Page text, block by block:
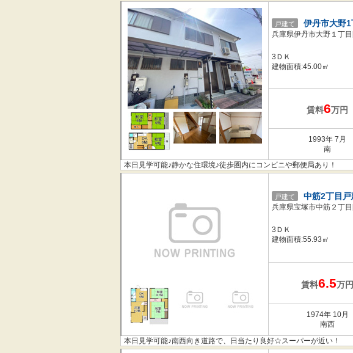
戸建て 伊丹市大野
兵庫県伊丹市大野１丁
3ＤＫ
建物面積:45.00㎡
賃料6万円
1993年 7月
南
本日見学可能♪静かな住環境♪徒歩圏内にコンビニや郵便局あり！
戸建て 中筋2丁目戸
兵庫県宝塚市中筋２丁
3ＤＫ
建物面積:55.93㎡
賃料6.5万円
1974年 10月
南西
本日見学可能♪南西向き道路で、日当たり良好☆スーパーが近い！